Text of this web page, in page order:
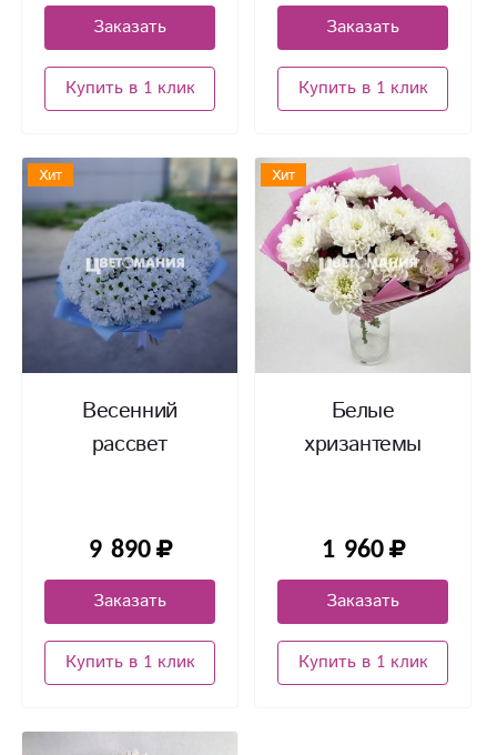
Заказать
Купить в 1 клик
Заказать
Купить в 1 клик
Хит
Весенний
рассвет
9 890
Заказать
Купить в 1 клик
Хит
Белые
хризантемы
1 960
Заказать
Купить в 1 клик